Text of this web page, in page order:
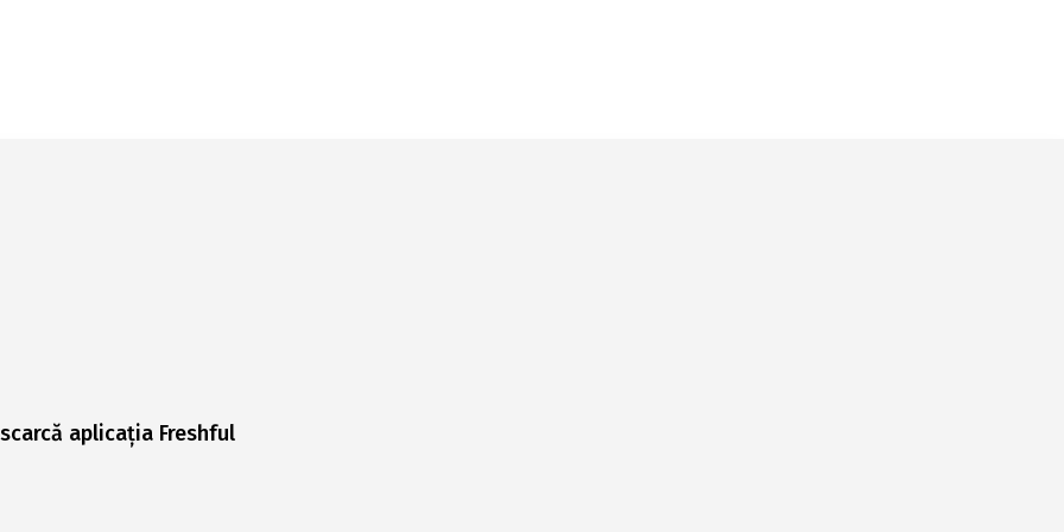
aplicația Freshful